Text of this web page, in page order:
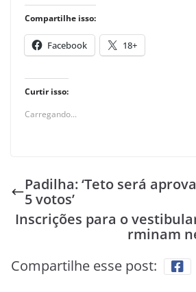
Compartilhe isso:
Facebook 18+
Curtir isso:
Carregando...
Padilha: ‘Teto será
5 votos’
Inscrições para o
rminam
Compartilhe esse post: